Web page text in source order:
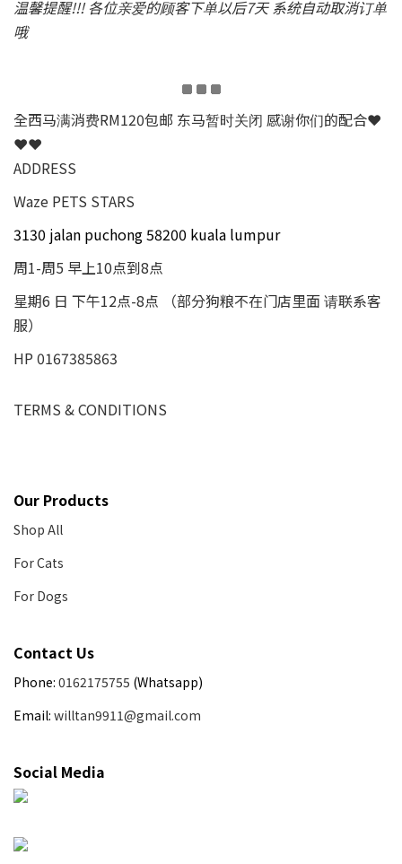
温馨提醒!!! 各位亲爱的顾客下单以后7天 系统自动取消订单
哦
全西马满消费RM120包邮 东马暂时关闭 感谢你们的配合❤
❤❤
ADDRESS
Waze PETS STARS
3130 jalan puchong 58200 kuala lumpur
周1-周5 早上10点到8点
星期6 日 下午12点-8点 （部分狗粮不在门店里面 请联系客
服）
HP 0167385863
TERMS & CONDITIONS
Our Products
Shop All
For Cats
For Dogs
Contact Us
Phone: 0162175755 (Whatsapp)
Email: willtan9911@gmail.com
Social Media